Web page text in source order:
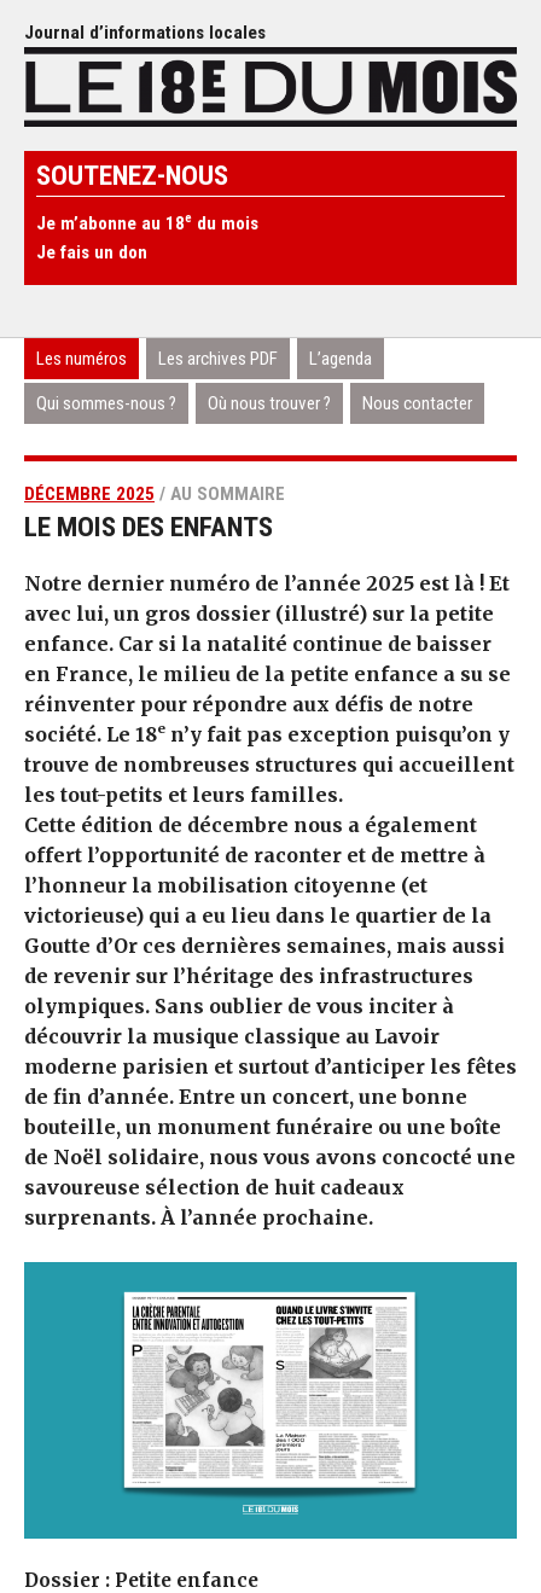
Journal d’informations locales
SOUTENEZ-NOUS
Je m’abonne au 18e du mois
Je fais un don
Les numéros Les archives PDF L’agenda
Qui sommes-nous ? Où nous trouver ? Nous contacter
DÉCEMBRE 2025 / AU SOMMAIRE
LE MOIS DES ENFANTS
Notre dernier numéro de l’année 2025 est là ! Et
avec lui, un gros dossier (illustré) sur la petite
enfance. Car si la natalité continue de baisser
en France, le milieu de la petite enfance a su se
réinventer pour répondre aux défis de notre
société. Le 18e n’y fait pas exception puisqu’on y
trouve de nombreuses structures qui accueillent
les tout-petits et leurs familles.
Cette édition de décembre nous a également
offert l’opportunité de raconter et de mettre à
l’honneur la mobilisation citoyenne (et
victorieuse) qui a eu lieu dans le quartier de la
Goutte d’Or ces dernières semaines, mais aussi
de revenir sur l’héritage des infrastructures
olympiques. Sans oublier de vous inciter à
découvrir la musique classique au Lavoir
moderne parisien et surtout d’anticiper les fêtes
de fin d’année. Entre un concert, une bonne
bouteille, un monument funéraire ou une boîte
de Noël solidaire, nous vous avons concocté une
savoureuse sélection de huit cadeaux
surprenants. À l’année prochaine.
Dossier : Petite enfance